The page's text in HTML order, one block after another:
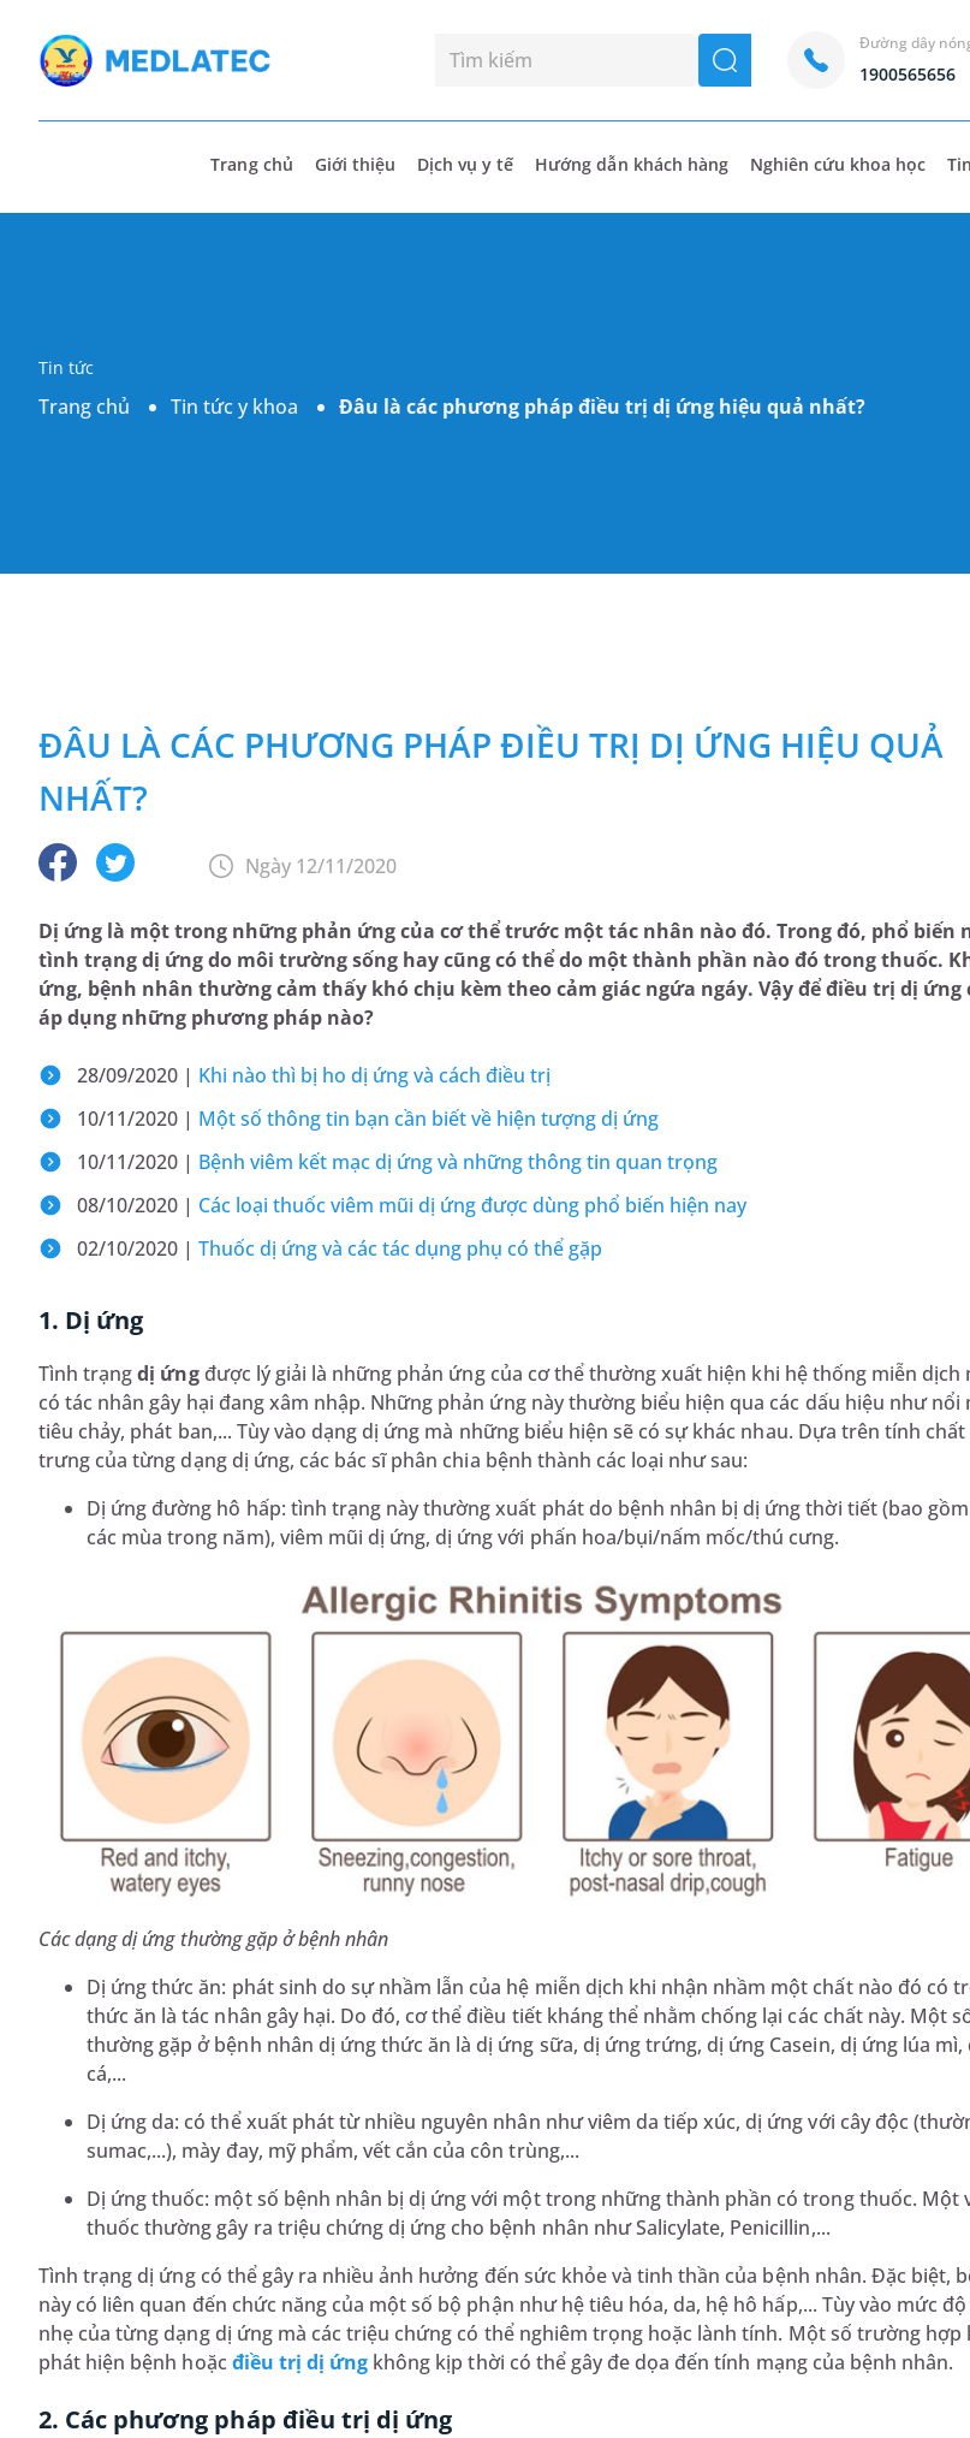
seach
Đường dây
1900565656
Trang chủ Giới thiệu Dịch vụ y tế Hướng dẫn khách hàng Nghiên cứu khoa học
Tin tức
Trang chủ Tin tức y khoa Đâu là các phương pháp điều trị dị ứng hiệu quả nhất?
ĐÂU LÀ CÁC PHƯƠNG PHÁP ĐIỀU TRỊ DỊ ỨNG HIỆU QUẢ
NHẤT?
Ngày 12/11/2020
Dị ứng là một trong những phản ứng của cơ thể trước một tác nhân nào đó. Trong đó, phổ biến
tình trạng dị ứng do môi trường sống hay cũng có thể do một thành phần nào đó trong thuốc.
ứng, bệnh nhân thường cảm thấy khó chịu kèm theo cảm giác ngứa ngáy. Vậy để điều trị dị ứng
áp dụng những phương pháp nào?
28/09/2020 | Khi nào thì bị ho dị ứng và cách điều trị
10/11/2020 | Một số thông tin bạn cần biết về hiện tượng dị ứng
10/11/2020 | Bệnh viêm kết mạc dị ứng và những thông tin quan trọng
08/10/2020 | Các loại thuốc viêm mũi dị ứng được dùng phổ biến hiện nay
02/10/2020 | Thuốc dị ứng và các tác dụng phụ có thể gặp
1. Dị ứng
Tình trạngdị ứng được lý giải là những phản ứng của cơ thể thường xuất hiện khi hệ thống miễn dịch
có tác nhân gây hại đang xâm nhập. Những phản ứng này thường biểu hiện qua các dấu hiệu như nổi
tiêu chảy, phát ban,... Tùy vào dạng dị ứng mà những biểu hiện sẽ có sự khác nhau. Dựa trên tính chất
trưng của từng dạng dị ứng, các bác sĩ phân chia bệnh thành các loại như sau:
Dị ứng đường hô hấp: tình trạng này thường xuất phát do bệnh nhân bị dị ứng thời tiết (bao
các mùa trong năm), viêm mũi dị ứng, dị ứng với phấn hoa/bụi/nấm mốc/thú cưng.
Các dạng dị ứng thường gặp ở bệnh nhân
Dị ứng thức ăn: phát sinh do sự nhầm lẫn của hệ miễn dịch khi nhận nhầm một chất nào đó có
thức ăn là tác nhân gây hại. Do đó, cơ thể điều tiết kháng thể nhằm chống lại các chất này. Một
thường gặp ở bệnh nhân dị ứng thức ăn là dị ứng sữa, dị ứng trứng, dị ứng Casein, dị ứng lúa mì,
cá,...
Dị ứng da: có thể xuất phát từ nhiều nguyên nhân như viêm da tiếp xúc, dị ứng với cây độc
sumac,...), mày đay, mỹ phẩm, vết cắn của côn trùng,...
Dị ứng thuốc: một số bệnh nhân bị dị ứng với một trong những thành phần có trong thuốc. Một
thuốc thường gây ra triệu chứng dị ứng cho bệnh nhân như Salicylate, Penicillin,...
Tình trạng dị ứng có thể gây ra nhiều ảnh hưởng đến sức khỏe và tinh thần của bệnh nhân. Đặc biệt,
này có liên quan đến chức năng của một số bộ phận như hệ tiêu hóa, da, hệ hô hấp,... Tùy vào mức
nhẹ của từng dạng dị ứng mà các triệu chứng có thể nghiêm trọng hoặc lành tính. Một số trường hợp
phát hiện bệnh hoặc điều trị dị ứng không kịp thời có thể gây đe dọa đến tính mạng của bệnh nhân.
2. Các phương pháp điều trị dị ứng